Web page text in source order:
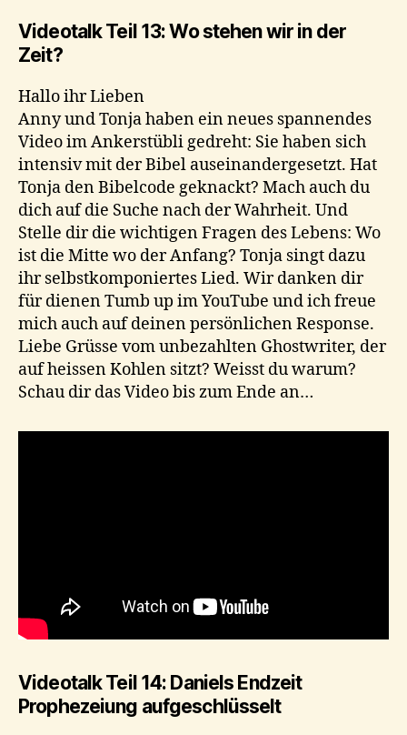
Videotalk Teil 13: Wo stehen wir in der
Zeit?
Hallo ihr Lieben
Anny und Tonja haben ein neues spannendes
Video im Ankerstübli gedreht: Sie haben sich
intensiv mit der Bibel auseinandergesetzt. Hat
Tonja den Bibelcode geknackt? Mach auch du
dich auf die Suche nach der Wahrheit. Und
Stelle dir die wichtigen Fragen des Lebens: Wo
ist die Mitte wo der Anfang? Tonja singt dazu
ihr selbstkomponiertes Lied. Wir danken dir
für dienen Tumb up im YouTube und ich freue
mich auch auf deinen persönlichen Response.
Liebe Grüsse vom unbezahlten Ghostwriter, der
auf heissen Kohlen sitzt? Weisst du warum?
Schau dir das Video bis zum Ende an…
Videotalk Teil 14: Daniels Endzeit
Prophezeiung aufgeschlüsselt